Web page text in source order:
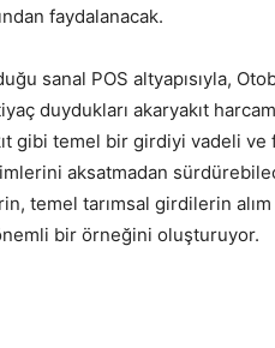
faydalanacak.
sanal POS altyapısıyla,
duydukları akaryakıt
gibi temel bir girdiyi vadeli ve
aksatmadan
temel tarımsal girdilerin
bir örneğini oluşturuyor.